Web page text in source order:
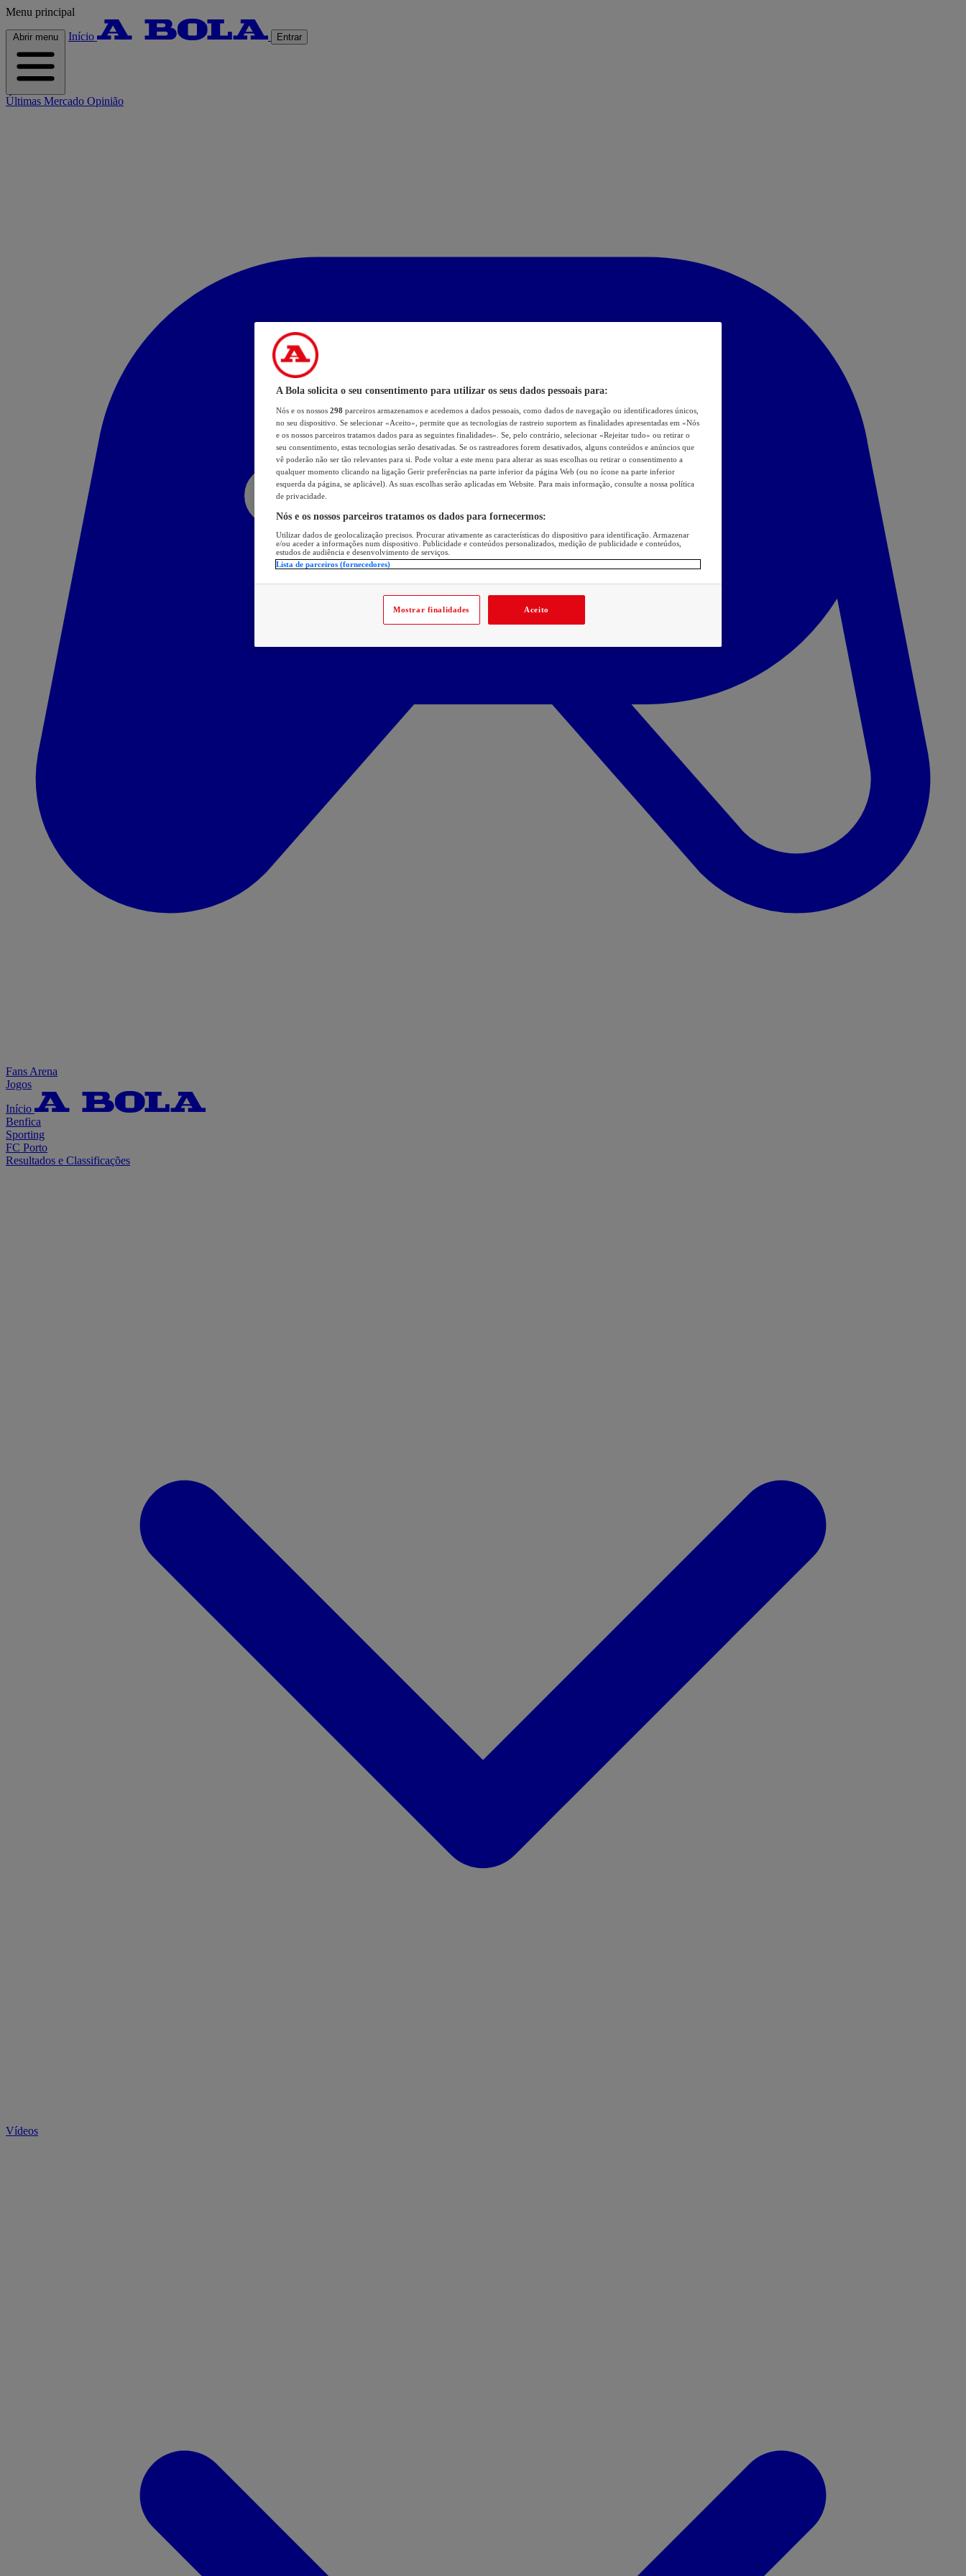
Menu principal
Abrir menu Início Entrar
Últimas Mercado Opinião
Fans Arena
Jogos
Início
Benfica
Sporting
FC Porto
Resultados e Classificações
Vídeos
A Bola solicita o seu consentimento para utilizar os seus dados pessoais para:
Nós e os nossos 298 parceiros armazenamos e acedemos a dados pessoais, como dados de navegação ou identificadores únicos,
no seu dispositivo. Se selecionar «Aceito», permite que as tecnologias de rastreio suportem as finalidades apresentadas em «Nós
e os nossos parceiros tratamos dados para as seguintes finalidades». Se, pelo contrário, selecionar «Rejeitar tudo» ou retirar o
seu consentimento, estas tecnologias serão desativadas. Se os rastreadores forem desativados, alguns conteúdos e anúncios que
vê poderão não ser tão relevantes para si. Pode voltar a este menu para alterar as suas escolhas ou retirar o consentimento a
qualquer momento clicando na ligação Gerir preferências na parte inferior da página Web (ou no ícone na parte inferior
esquerda da página, se aplicável). As suas escolhas serão aplicadas em Website. Para mais informação, consulte a nossa política
de privacidade.
Nós e os nossos parceiros tratamos os dados para fornecermos:
Utilizar dados de geolocalização precisos. Procurar ativamente as características do dispositivo para identificação. Armazenar
e/ou aceder a informações num dispositivo. Publicidade e conteúdos personalizados, medição de publicidade e conteúdos,
estudos de audiência e desenvolvimento de serviços.
Lista de parceiros (fornecedores)
Mostrar finalidades Aceito